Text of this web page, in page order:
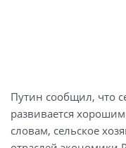
Путин сообщил, что
развивается
словам, сельское